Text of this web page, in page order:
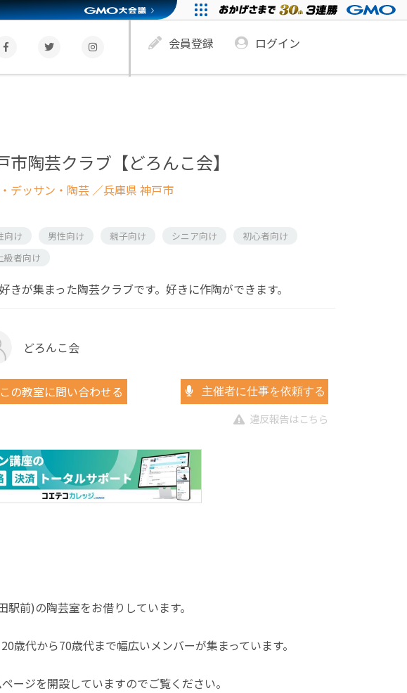
会員登録 ログイン
市陶芸クラブ【どろんこ会】
デッサン・陶芸 ／兵庫県 神戸市
向け 男性向け 親子向け シニア向け
初心者向け
級者向け
きが集まった陶芸クラブです。好きに作陶ができます。
どろんこ会
この教室に問い合わせる 主催者に仕事を依頼する
違反報告はこちら
前)の陶芸室をお借りしています。
歳代から70歳代まで幅広いメンバーが集まっています。
ージを開設していますのでご覧ください。